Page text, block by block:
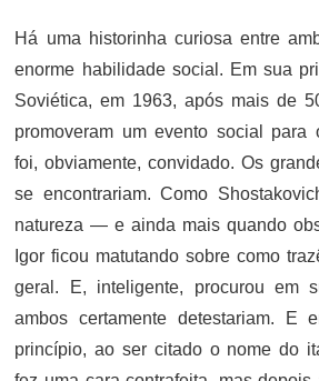
Há uma historinha curiosa entre
enorme habilidade social. Em sua
Soviética, em 1963, após mais de
promoveram um evento social para
foi, obviamente, convidado. Os
se encontrariam. Como
natureza — e ainda mais quando
Igor ficou matutando sobre como
geral. E, inteligente, procurou em
ambos certamente detestariam. E
princípio, ao ser citado o nome do